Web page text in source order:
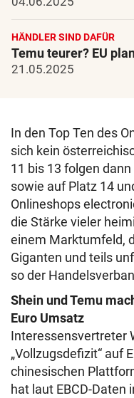
HÄNDLER SIND DAFÜR
Temu teurer? EU
21.05.2025
In den Top Ten des
sich kein
11 bis 13 folgen
sowie auf Platz 14
Onlineshops
die Stärke vieler
einem Marktumfeld,
Giganten und teils
so der
Shein und Temu
Euro Umsatz
Interessensvertreter
„Vollzugsdefizit“ auf
chinesischen
hat laut EBCD-